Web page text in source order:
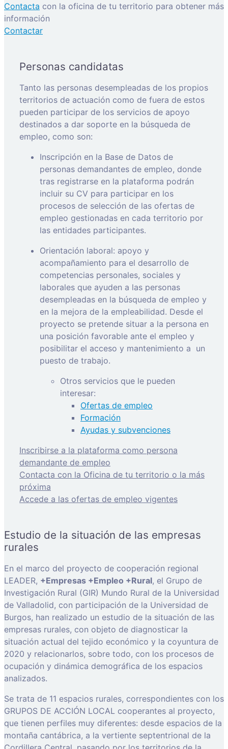
Contacta con la oficina de tu territorio para obtener más
información
Contactar
Personas candidatas
Tanto las personas desempleadas de los propios
territorios de actuación como de fuera de estos
pueden participar de los servicios de apoyo
destinados a dar soporte en la búsqueda de
empleo, como son:
Inscripción en la Base de Datos de
personas demandantes de empleo, donde
tras registrarse en la plataforma podrán
incluir su CV para participar en los
procesos de selección de las ofertas de
empleo gestionadas en cada territorio por
las entidades participantes.
Orientación laboral: apoyo y
acompañamiento para el desarrollo de
competencias personales, sociales y
laborales que ayuden a las personas
desempleadas en la búsqueda de empleo y
en la mejora de la empleabilidad. Desde el
proyecto se pretende situar a la persona en
una posición favorable ante el empleo y
posibilitar el acceso y mantenimiento a un
puesto de trabajo.
Otros servicios que le pueden
interesar:
Ofertas de empleo
Formación
Ayudas y subvenciones
Inscribirse a la plataforma como persona
demandante de empleo
Contacta con la Oficina de tu territorio o la más
próxima
Accede a las ofertas de empleo vigentes
Estudio de la situación de las empresas
rurales
En el marco del proyecto de cooperación regional
LEADER, +Empresas +Empleo +Rural, el Grupo de
Investigación Rural (GIR) Mundo Rural de la Universidad
de Valladolid, con participación de la Universidad de
Burgos, han realizado un estudio de la situación de las
empresas rurales, con objeto de diagnosticar la
situación actual del tejido económico y la coyuntura de
2020 y relacionarlos, sobre todo, con los procesos de
ocupación y dinámica demográfica de los espacios
analizados.
Se trata de 11 espacios rurales, correspondientes con los
GRUPOS DE ACCIÓN LOCAL cooperantes al proyecto,
que tienen perfiles muy diferentes: desde espacios de la
montaña cantábrica, a la vertiente septentrional de la